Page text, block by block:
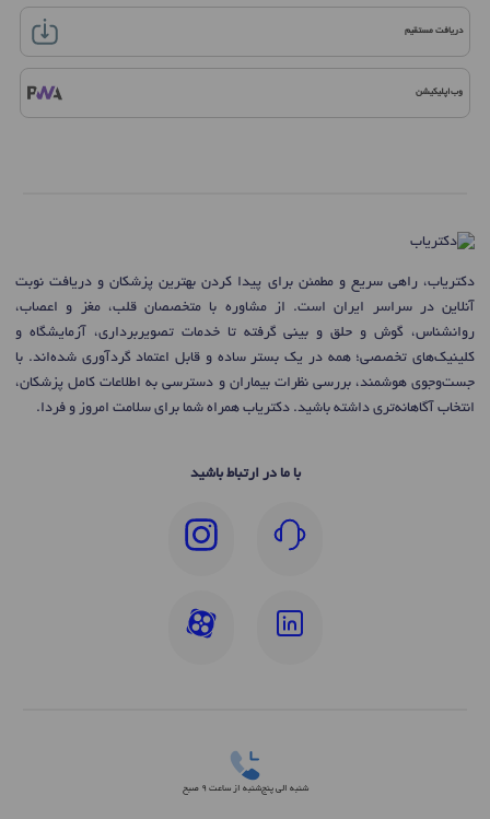
دریافت مستقیم
وب‌اپلیکیشن
دکتریاب، راهی سریع و مطمئن برای پیدا کردن بهترین پزشکان و دریافت نوبت
آنلاین در سراسر ایران است. از مشاوره با متخصصان قلب، مغز و اعصاب،
روانشناس، گوش و حلق و بینی گرفته تا خدمات تصویربرداری، آزمایشگاه و
کلینیک‌های تخصصی؛ همه در یک بستر ساده و قابل اعتماد گردآوری شده‌اند. با
جست‌وجوی هوشمند، بررسی نظرات بیماران و دسترسی به اطلاعات کامل پزشکان،
انتخاب آگاهانه‌تری داشته باشید. دکتریاب همراه شما برای سلامت امروز و فردا.
با ما در ارتباط باشید
شنبه الی پنج‌شنبه از ساعت 9 صبح